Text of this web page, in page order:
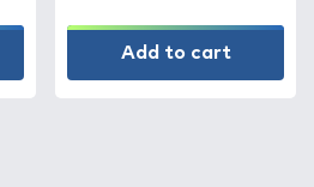
Add to cart